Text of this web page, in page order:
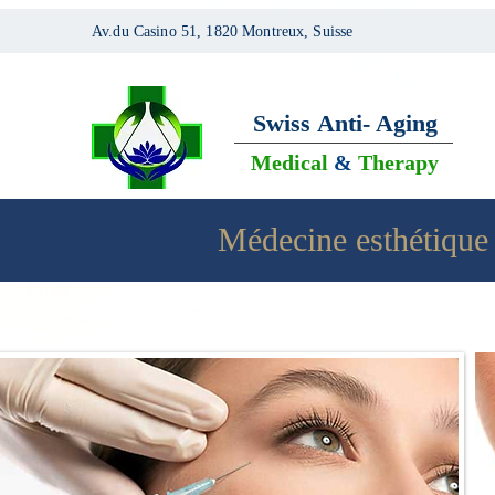
Av.du Casino 51, 1820 Montreux, Suisse
Swiss Anti- Aging
Medical & Therapy
Médecine